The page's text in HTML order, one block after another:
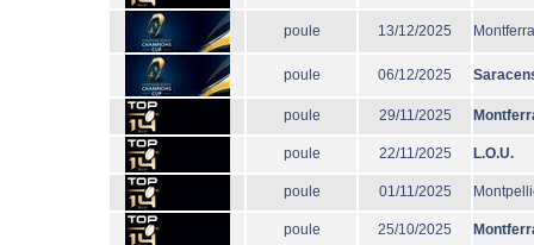
poule 13/12/2025
poule 06/12/2025
poule 29/11/2025
poule 22/11/2025 L.O.U.
poule 01/11/2025
poule 25/10/2025